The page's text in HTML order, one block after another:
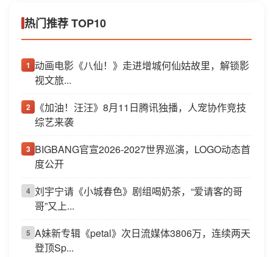
热门推荐 TOP10
1 动画电影《八仙！》走进增城何仙姑故里，解锁影
视文旅...
2
《加油！汪汪》8月11日腾讯独播，人宠协作竞技
综艺来袭
3 BIGBANG官宣2026-2027世界巡演，LOGO动态首
度公开
4 刘宇宁请《小城春色》剧组喝奶茶，“爱请客的哥
哥”又上...
5 A妹新专辑《petal》次日流媒体3806万，连续两天
登顶Sp...